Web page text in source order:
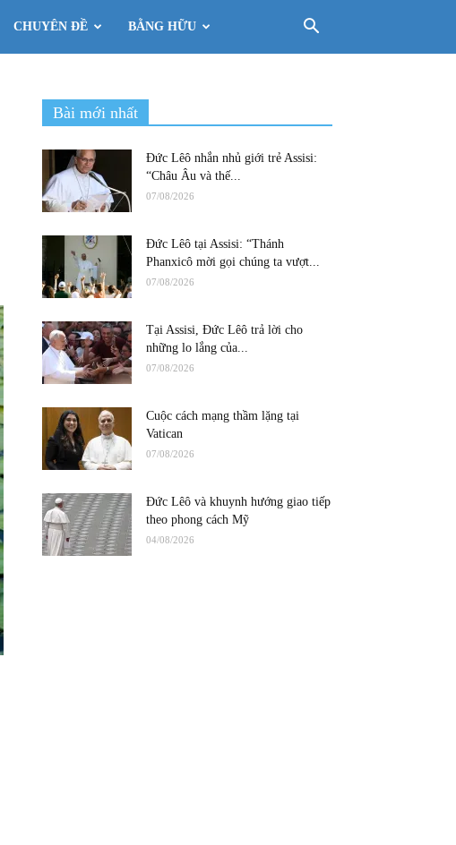
CHUYÊN ĐỀ BẰNG HỮU
Bài mới nhất
Đức Lêô nhắn nhủ giới trẻ Assisi:
“Châu Âu và thế...
07/08/2026
Đức Lêô tại Assisi: “Thánh
Phanxicô mời gọi chúng ta vượt...
07/08/2026
Tại Assisi, Đức Lêô trả lời cho
những lo lắng của...
07/08/2026
Cuộc cách mạng thầm lặng tại
Vatican
07/08/2026
Đức Lêô và khuynh hướng giao tiếp
theo phong cách Mỹ
04/08/2026